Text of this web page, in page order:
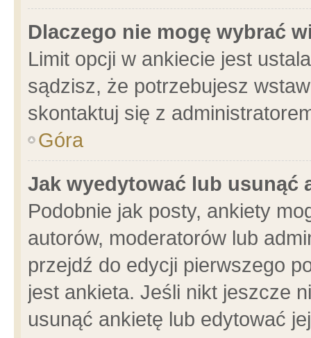
Dlaczego nie mogę wybrać
Limit opcji w ankiecie jest
sądzisz, że potrzebujesz
skontaktuj się z
Góra
Jak wyedytować lub usunąć
Podobnie jak posty, ankiety
autorów, moderatorów lub
przejdź do edycji pierwszego
jest ankieta. Jeśli nikt jeszcze
usunąć ankietę lub edytować